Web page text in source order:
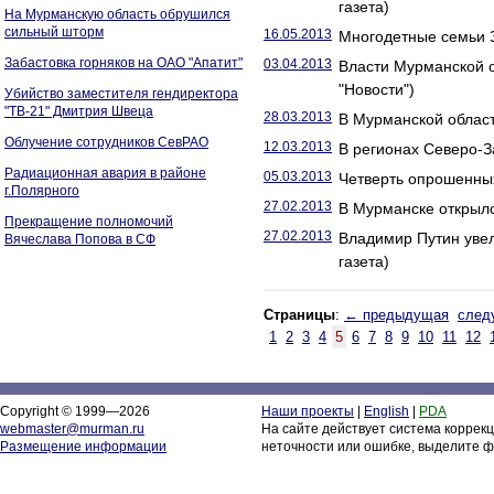
На Мурманскую область обрушился
сильный шторм
Забастовка горняков на ОАО "Апатит"
Убийство заместителя гендиректора
"ТВ-21" Дмитрия Швеца
Облучение сотрудников СевРАО
Радиационная авария в районе
г.Полярного
Прекращение полномочий
Вячеслава Попова в СФ
газета)
16.05.2013 Многодетные семьи
03.04.2013 Власти Мурманской
"Новости")
28.03.2013 В Мурманской
12.03.2013 В регионах Северо-
05.03.2013 Четверть
27.02.2013 В Мурманске
27.02.2013 Владимир Путин
газета)
Страницы: ← предыдущая
1 2 3 4 5 6 7 8 9 10 11 12
Copyright © 1999—2026
webmaster@murman.ru
Размещение информации
Наши проекты English
PDA
На сайте действует система
неточности или ошибке, выделите